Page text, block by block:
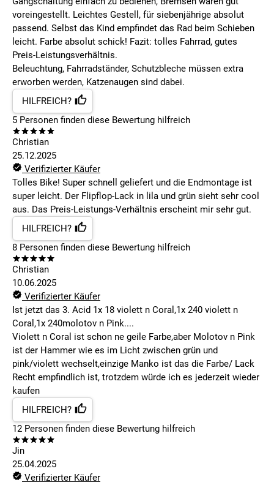
voreingestellt. Leichtes Gestell, für siebenjährige absolut
passend. Selbst das Kind empfindet das Rad beim Schieben
leicht. Farbe absolut schick! Fazit: tolles Fahrrad, gutes
Preis-Leistungsverhältnis.
Beleuchtung, Fahrradständer, Schutzbleche müssen extra
erworben werden, Katzenaugen sind dabei.
HILFREICH?
5 Personen finden diese Bewertung hilfreich
Christian
25.12.2025
Verifizierter Käufer
Tolles Bike! Super schnell geliefert und die Endmontage ist
super leicht. Der Flipflop-Lack in lila und grün sieht sehr cool
aus. Das Preis-Leistungs-Verhältnis erscheint mir sehr gut.
HILFREICH?
8 Personen finden diese Bewertung hilfreich
Christian
10.06.2025
Verifizierter Käufer
Ist jetzt das 3. Acid 1x 18 violett n Coral,1x 240 violett n
Coral,1x 240molotov n Pink....
Violett n Coral ist schon ne geile Farbe,aber Molotov n Pink
ist der Hammer wie es im Licht zwischen grün und
pink/violett wechselt,einzige Manko ist das die Farbe/ Lack
Recht empfindlich ist, trotzdem würde ich es jederzeit wieder
kaufen
HILFREICH?
12 Personen finden diese Bewertung hilfreich
Jin
25.04.2025
Verifizierter Käufer